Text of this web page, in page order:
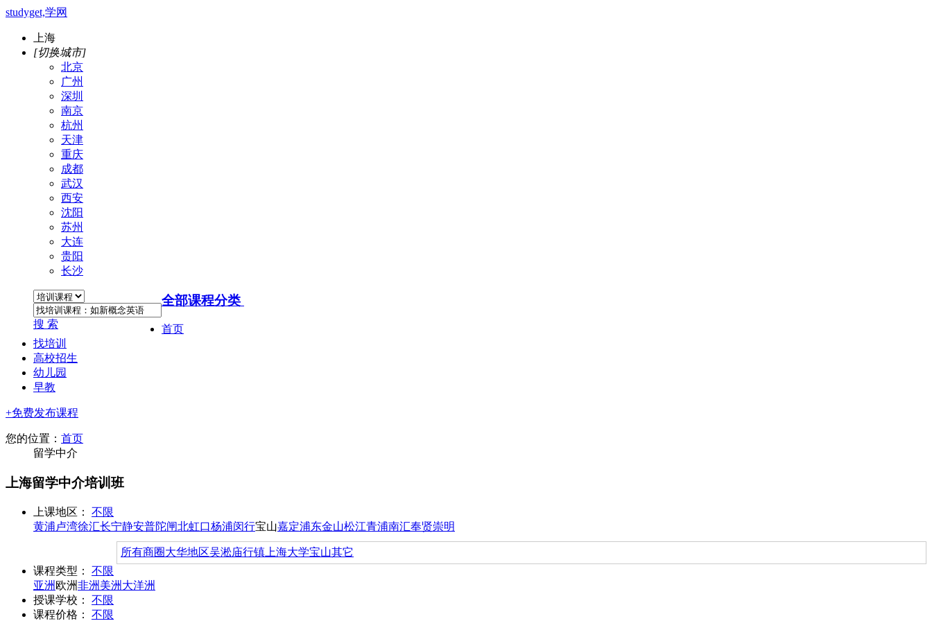
studyget,学网
上海
[切换城市]
北京
广州
深圳
南京
杭州
天津
重庆
成都
武汉
西安
沈阳
苏州
大连
贵阳
长沙
搜 索
全部课程分类
首页
找培训
高校招生
幼儿园
早教
+免费发布课程
您的位置： 首页
留学中介
上海留学中介培训班
上课地区：
不限
黄浦卢湾徐汇长宁静安普陀闸北虹口杨浦闵行宝山嘉定浦东金山松江青浦南汇奉贤崇明
所有商圈大华地区吴淞庙行镇 上海大学宝山其它
课程类型：
不限
亚洲 欧洲非洲 美洲 大洋洲
授课学校：
不限
课程价格：
不限